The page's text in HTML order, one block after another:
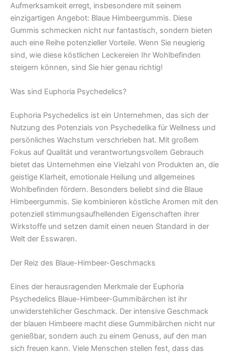
Aufmerksamkeit erregt, insbesondere mit seinem
einzigartigen Angebot: Blaue Himbeergummis. Diese
Gummis schmecken nicht nur fantastisch, sondern bieten
auch eine Reihe potenzieller Vorteile. Wenn Sie neugierig
sind, wie diese köstlichen Leckereien Ihr Wohlbefinden
steigern können, sind Sie hier genau richtig!
Was sind Euphoria Psychedelics?
Euphoria Psychedelics ist ein Unternehmen, das sich der
Nutzung des Potenzials von Psychedelika für Wellness und
persönliches Wachstum verschrieben hat. Mit großem
Fokus auf Qualität und verantwortungsvollem Gebrauch
bietet das Unternehmen eine Vielzahl von Produkten an, die
geistige Klarheit, emotionale Heilung und allgemeines
Wohlbefinden fördern. Besonders beliebt sind die Blaue
Himbeergummis. Sie kombinieren köstliche Aromen mit den
potenziell stimmungsaufhellenden Eigenschaften ihrer
Wirkstoffe und setzen damit einen neuen Standard in der
Welt der Esswaren.
Der Reiz des Blaue-Himbeer-Geschmacks
Eines der herausragenden Merkmale der Euphoria
Psychedelics Blaue-Himbeer-Gummibärchen ist ihr
unwiderstehlicher Geschmack. Der intensive Geschmack
der blauen Himbeere macht diese Gummibärchen nicht nur
genießbar, sondern auch zu einem Genuss, auf den man
sich freuen kann. Viele Menschen stellen fest, dass das